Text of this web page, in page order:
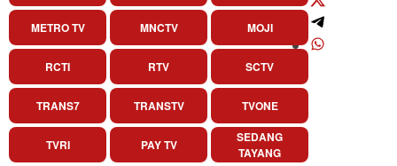
METRO TV MNCTV MOJI
RCTI RTV SCTV
TRANS7 TRANSTV TVONE
TVRI PAY TV
SEDANG
TAYANG